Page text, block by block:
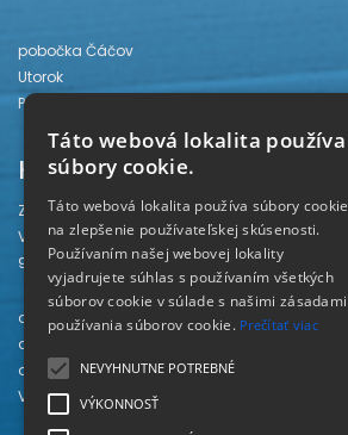
pobočka Čáčov
Utorok
Piatok
Kontakt
Záhorská knižnica
Vajanského 28
905 01 Senica
odd. beletrie 034/654 3780
odd. odbornej literatúry 034/651 2710
odd. pre deti a mládež 034/654 6519
Viac kontaktov nájdete
Táto webová lokalita používa
súbory cookie.
Táto webová lokalita používa súbory cookie
na zlepšenie používateľskej skúsenosti.
Používaním našej webovej lokality
vyjadrujete súhlas s používaním všetkých
súborov cookie v súlade s našimi zásadami
používania súborov cookie. Prečítať viac
NEVYHNUTNE POTREBNÉ
VÝKONNOSŤ